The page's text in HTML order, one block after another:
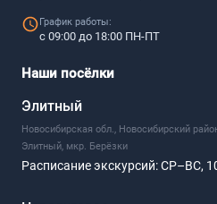
График работы:
с 09:00 до 18:00 ПН-ПТ
Наши посёлки
Элитный
Новосибирская обл., Новосибирский
Элитный, мкр. Берёзки
Расписание экскурсий:СР–ВС,